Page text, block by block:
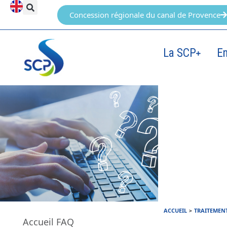
Concession régionale du canal de Provence
La SCP
Accueil FAQ
ACCUEIL>